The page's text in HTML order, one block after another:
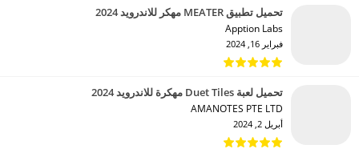
تحميل تطبيق MEATER مهكر للاندرويد 2024
Apption Labs‏
فبراير 16, 2024
تحميل لعبة Duet Tiles مهكرة للاندرويد 2024
AMANOTES PTE LTD‏
أبريل 2, 2024